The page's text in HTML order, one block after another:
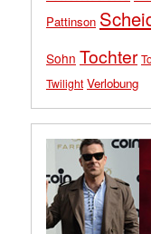
Pattinson
Sohn Tochter
Twilight Verlobung